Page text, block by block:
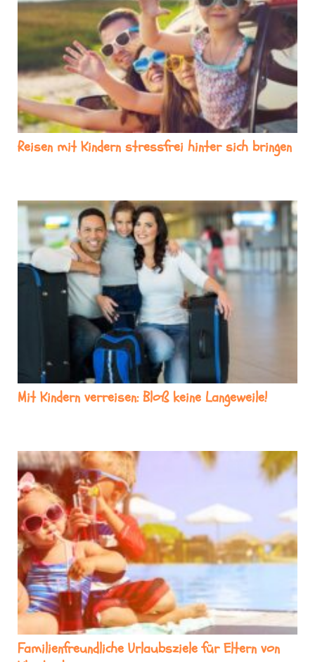
Reisen mit Kindern stressfrei hinter sich bringen
Mit Kindern verreisen: Bloß keine Langeweile!
Familienfreundliche Urlaubsziele für Eltern von